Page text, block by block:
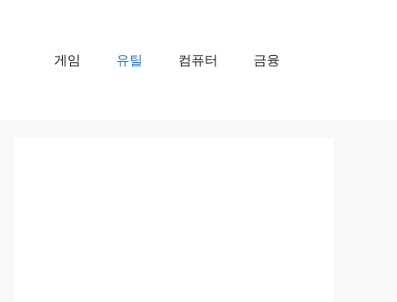
게임 유틸 컴퓨터 금융